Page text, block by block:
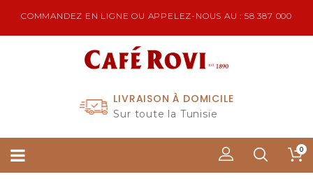
COMMANDEZ EN LIGNE OU APPELEZ-NOUS AU : 58 387 000
LIVRAISON À DOMICILE
Sur toute la Tunisie
0